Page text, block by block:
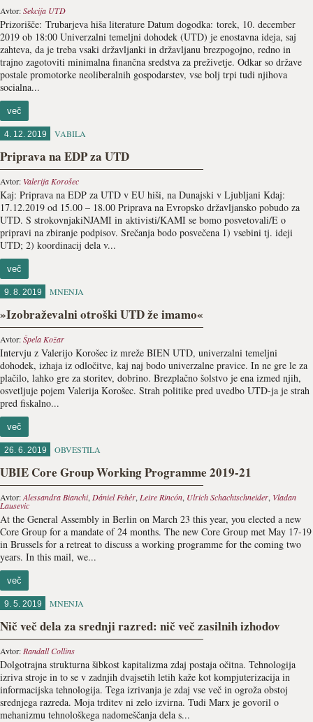
Avtor:Sekcija UTD
Prizorišče: Trubarjeva hiša literature Datum dogodka: torek, 10. december
2019 ob 18:00 Univerzalni temeljni dohodek (UTD) je enostavna ideja, saj
zahteva, da je treba vsaki državljanki in državljanu brezpogojno, redno in
trajno zagotoviti minimalna finančna sredstva za preživetje. Odkar so države
postale promotorke neoliberalnih gospodarstev, vse bolj trpi tudi njihova
socialna...
več
4. 12. 2019 VABILA
Priprava na EDP za UTD
Avtor: Valerija Korošec
Kaj: Priprava na EDP za UTD v EU hiši, na Dunajski v Ljubljani Kdaj:
17.12.2019 od 15.00 – 18.00 Priprava na Evropsko državljansko pobudo za
UTD. S strokovnjakiNJAMI in aktivisti/KAMI se bomo posvetovali/E o
pripravi na zbiranje podpisov. Srečanja bodo posvečena 1) vsebini tj. ideji
UTD; 2) koordinacij dela v...
več
9. 8. 2019 MNENJA
»Izobraževalni otroški UTD že imamo«
Avtor:Špela Kožar
Intervju z Valerijo Korošec iz mreže BIEN UTD, univerzalni temeljni
dohodek, izhaja iz odločitve, kaj naj bodo univerzalne pravice. In ne gre le za
plačilo, lahko gre za storitev, dobrino. Brezplačno šolstvo je ena izmed njih,
osvetljuje pojem Valerija Korošec. Strah politike pred uvedbo UTD-ja je strah
pred fiskalno...
več
26. 6. 2019 OBVESTILA
UBIE Core Group Working Programme 2019-21
Avtor:Alessandra Bianchi, Dániel Fehér, Leire Rincón, Ulrich Schachtschneider, Vladan
Lausevic
At the General Assembly in Berlin on March 23 this year, you elected a new
Core Group for a mandate of 24 months. The new Core Group met May 17-19
in Brussels for a retreat to discuss a working programme for the coming two
years. In this mail, we...
več
9. 5. 2019 MNENJA
Nič več dela za srednji razred: nič več zasilnih izhodov
Avtor: Randall Collins
Dolgotrajna strukturna šibkost kapitalizma zdaj postaja oči­tna. Tehnologija
izriva stroje in to se v zadnjih dvajsetih letih kaže kot kompjuterizacija in
informacijska tehnologija. Tega izrivanja je zdaj vse več in ogroža obstoj
srednjega razreda. Moja trditev ni zelo izvirna. Tudi Marx je govoril o
mehanizmu tehnološkega nadomeščanja dela s...